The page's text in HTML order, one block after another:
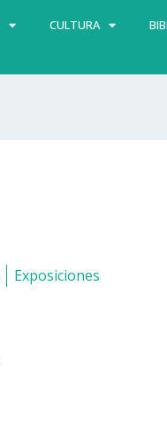
CULTURA
Exposiciones